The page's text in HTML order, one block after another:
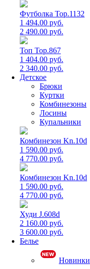
Футболка Top.1132
1 494.00 руб.
2 490.00 руб.
Топ Top.867
1 404.00 руб.
2 340.00 руб.
Детское
Брюки
Куртки
Комбинезоны
Лосины
Купальники
Комбинезон Kn.10d
1 590.00 руб.
4 770.00 руб.
Комбинезон Kn.10d
1 590.00 руб.
4 770.00 руб.
Худи J.608d
2 160.00 руб.
3 600.00 руб.
Белье
Новинки